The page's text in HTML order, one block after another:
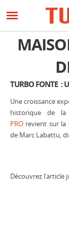
au
principal
TURBO FONTE :
Une croissance
historique de la
PRO revient sur la
de Marc Labattu,
Découvrez l'article
Panneau de gestion